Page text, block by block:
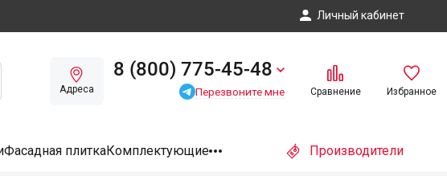
Личный кабинет
Адреса
8 (800) 775-45-48
Перезвоните мне Сравнение Избранное
Фасадная плиткаКомплектующие Производители